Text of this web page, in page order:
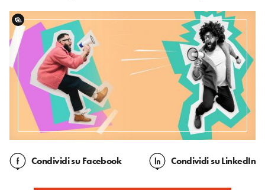
Condividisu Facebook Condividisu LinkedIn